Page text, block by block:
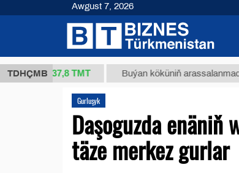
TDHÇMB
37,8 ТМТ Buýan köküniň arassalanmadyk
Gurluşyk
Daşoguzda enäniň
täze merkez gurlar
Awgust 7, 2026